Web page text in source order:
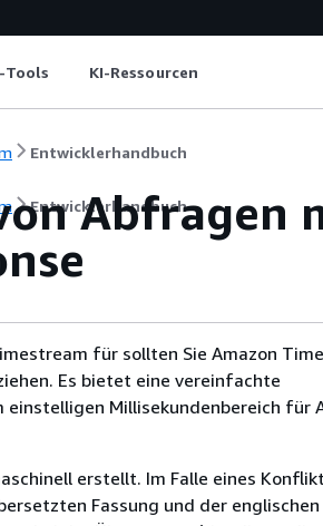
Tools KI-Ressourcen
Entwicklerhandbuch
Entwicklerhandbuch
Abfragen
für sollten Sie Amazon
Es bietet eine vereinfachte
Millisekundenbereich für
erstellt. Im Falle eines
Fassung und der englischen